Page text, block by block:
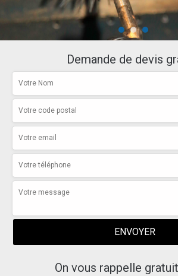
Demande de devis
On vous rappelle